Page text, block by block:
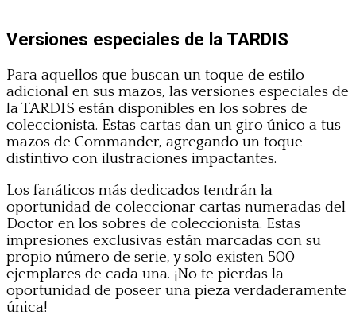
Versiones especiales de la TARDIS
Para aquellos que buscan un toque de estilo
adicional en sus mazos, las versiones especiales de
la TARDIS están disponibles en los sobres de
coleccionista. Estas cartas dan un giro único a tus
mazos de Commander, agregando un toque
distintivo con ilustraciones impactantes.
Los fanáticos más dedicados tendrán la
oportunidad de coleccionar cartas numeradas del
Doctor en los sobres de coleccionista. Estas
impresiones exclusivas están marcadas con su
propio número de serie, y solo existen 500
ejemplares de cada una. ¡No te pierdas la
oportunidad de poseer una pieza verdaderamente
única!